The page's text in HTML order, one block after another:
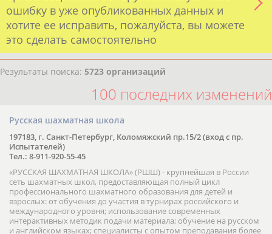
Если вы решили разместить информацию о
хорошо известной вам спортивной
организации или обнаружили какую-либо
ошибку в уже опубликованных данных и
хотите ее исправить, пожалуйста, вы можете
Результаты поиска:5723 организаций
Русская шахматная школа
197183, г. Санкт-Петербург, Коломяжский пр.15/2 (вход с пр.
Испытателей)
Тел.: 8-911-920-55-45